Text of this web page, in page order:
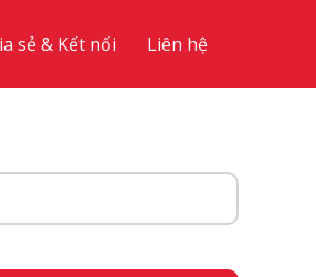
sẻ & Kết nối Liên hệ